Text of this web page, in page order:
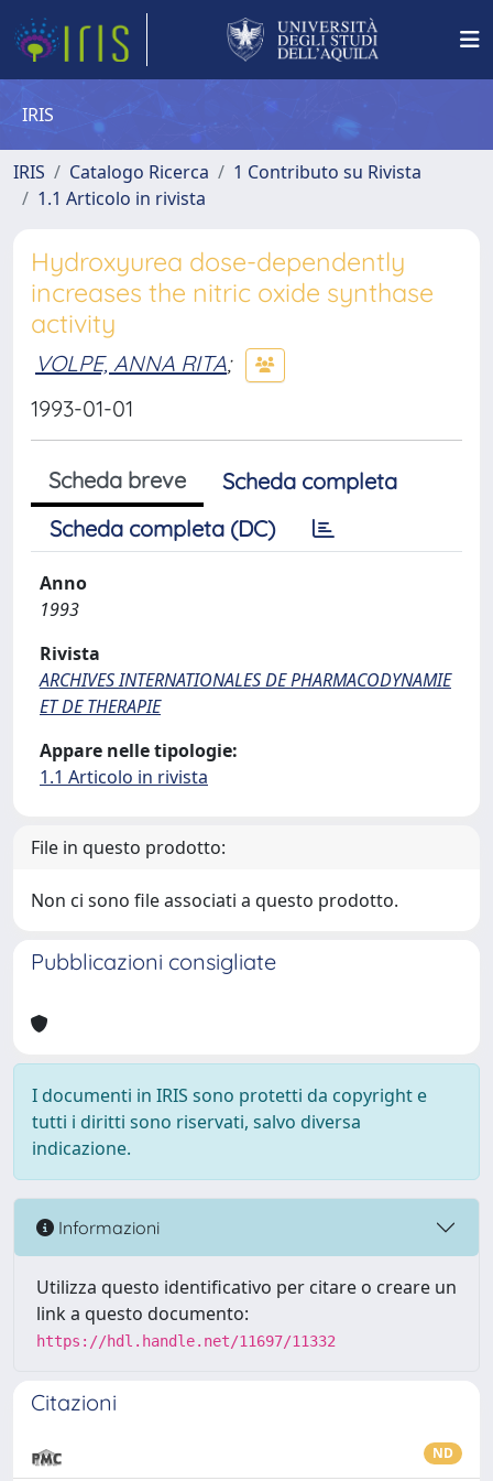
IRIS
IRIS Catalogo Ricerca
1 Contributo su Rivista
1.1 Articolo in rivista
Hydroxyurea dose-dependently
increases the nitric oxide synthase
activity
VOLPE, ANNA RITA;
1993-01-01
Scheda breve
Scheda completa
Scheda completa (DC)
Anno
1993
Rivista
ARCHIVES INTERNATIONALES DE PHARMACODYNAMIE
ET DE THERAPIE
Appare nelle tipologie:
1.1 Articolo in rivista
File in questo prodotto:
Non ci sono file associati a questo prodotto.
Pubblicazioni consigliate
I documenti in IRIS sono protetti da copyright e
tutti i diritti sono riservati, salvo diversa
indicazione.
Informazioni
Utilizza questo identificativo per citare o creare un
link a questo documento:
https://hdl.handle.net/11697/11332
Citazioni
ND